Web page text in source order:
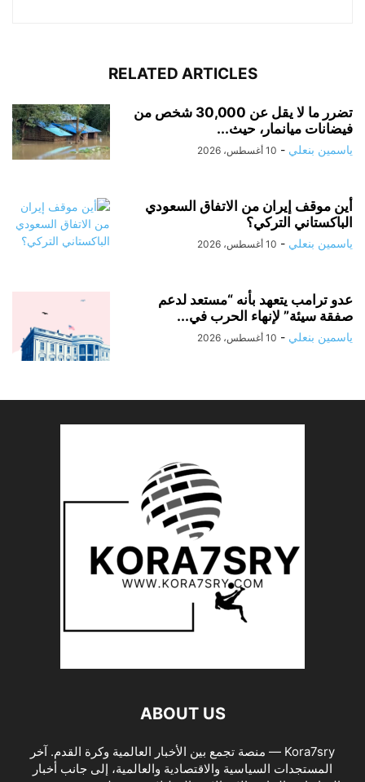
RELATED ARTICLES
تضرر ما لا يقل عن 30,000 شخص من
فيضانات ميانمار، حيث...
ياسمين بنعلي - 10 أغسطس، 2026
أين موقف إيران من الاتفاق السعودي
الباكستاني التركي؟
ياسمين بنعلي - 10 أغسطس، 2026
عدو ترامب يتعهد بأنه “مستعد لدعم
صفقة سيئة” لإنهاء الحرب في...
ياسمين بنعلي - 10 أغسطس، 2026
ABOUT US
Kora7sry — منصة تجمع بين الأخبار العالمية وكرة القدم. آخر
المستجدات السياسية والاقتصادية والعالمية، إلى جانب أخبار